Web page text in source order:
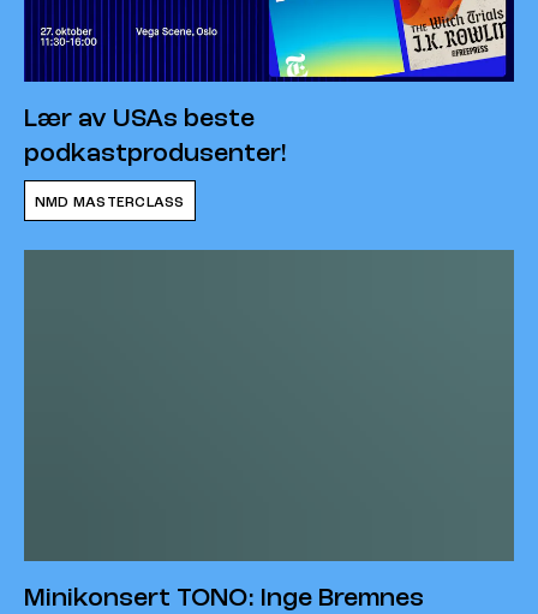
Lær av USAs beste
podkastprodusenter!
NMD MASTERCLASS
Minikonsert TONO: Inge Bremnes